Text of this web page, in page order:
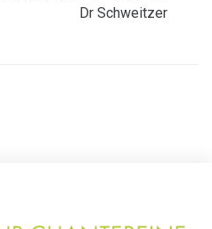
Dr Schweitzer